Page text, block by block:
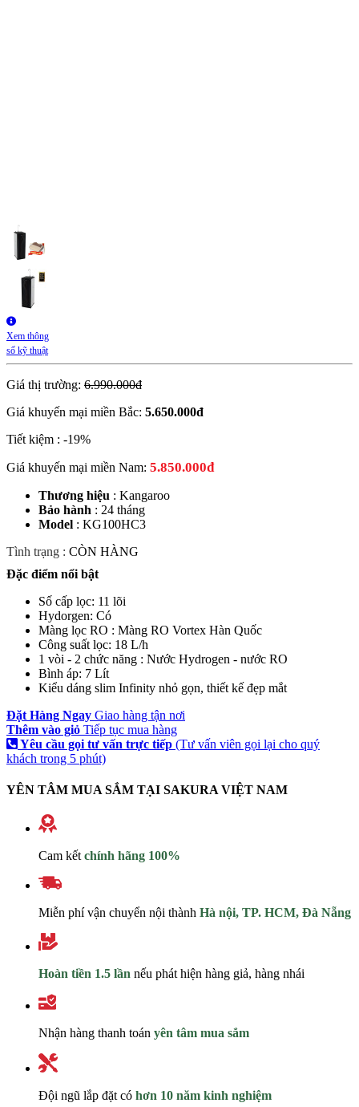
Xem thông
số kỹ thuật
Giá thị trường: 6.990.000đ
Giá khuyến mại miền Bắc: 5.650.000đ
Tiết kiệm : -19%
Giá khuyến mại miền Nam: 5.850.000đ
Thương hiệu : Kangaroo
Bảo hành : 24 tháng
Model : KG100HC3
Tình trạng : CÒN HÀNG
Đặc điểm nổi bật
Số cấp lọc: 11 lõi
Hydorgen: Có
Màng lọc RO : Màng RO Vortex Hàn Quốc
Công suất lọc: 18 L/h
1 vòi - 2 chức năng : Nước Hydrogen - nước RO
Bình áp: 7 Lít
Kiểu dáng slim Infinity nhỏ gọn, thiết kế đẹp mắt
Đặt Hàng Ngay Giao hàng tận nơi
Thêm vào giỏ Tiếp tục mua hàng
Yêu cầu gọi tư vấn trực tiếp (Tư vấn viên gọi lại cho quý
khách trong 5 phút)
YÊN TÂM MUA SẮM TẠI SAKURA VIỆT NAM
Cam kết chính hãng 100%
Miễn phí vận chuyển nội thành Hà nội, TP. HCM, Đà Nẵng
Hoàn tiền 1.5 lần nếu phát hiện hàng giả, hàng nhái
Nhận hàng thanh toán yên tâm mua sắm
Đội ngũ lắp đặt có hơn 10 năm kinh nghiệm